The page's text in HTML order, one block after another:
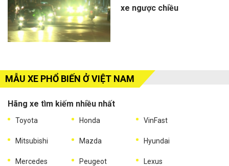
xe ngược chiều
MẪU XE PHỔ BIẾN Ở VIỆT NAM
Hãng xe tìm kiếm nhiều nhất
Toyota Honda VinFast
Mitsubishi Mazda Hyundai
Mercedes Peugeot Lexus